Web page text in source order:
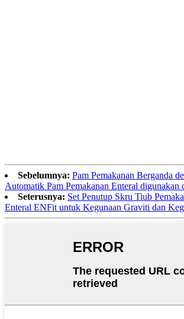
Sebelumnya: Pam Pemakanan Berganda
Automatik Pam Pemakanan Enteral
Seterusnya: Set Penutup Skru Tiub
Enteral ENFit untuk Kegunaan Graviti dan